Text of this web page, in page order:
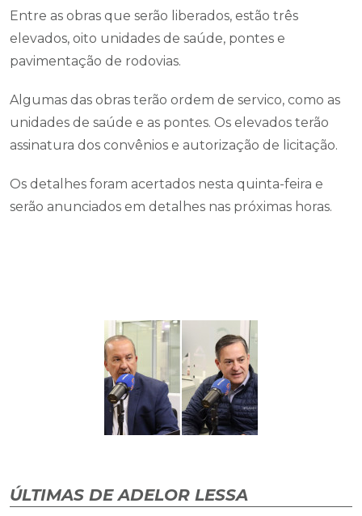
Entre as obras que serão liberados, estão três
elevados, oito unidades de saúde, pontes e
pavimentação de rodovias.
Algumas das obras terão ordem de servico, como as
unidades de saúde e as pontes. Os elevados terão
assinatura dos convênios e autorização de licitação.
Os detalhes foram acertados nesta quinta-feira e
serão anunciados em detalhes nas próximas horas.
ÚLTIMAS DE ADELOR LESSA